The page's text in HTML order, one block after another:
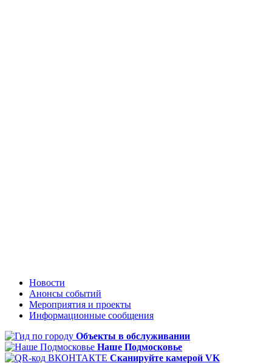
Новости
Анонсы событий
Мероприятия и проекты
Информационные сообщения
Объекты в обслуживании
Наше Подмосковье
Сканируйте камерой VK